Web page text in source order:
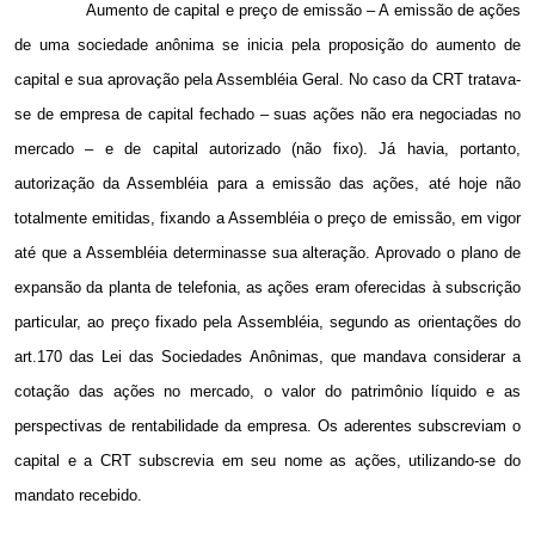
Aumento de capital e preço de emissão – A emissão de ações
de uma sociedade anônima se inicia pela proposição do aumento de
capital e sua aprovação pela Assembléia Geral. No caso da CRT tratava-
se de empresa de capital fechado – suas ações não era negociadas no
mercado – e de capital autorizado (não fixo). Já havia, portanto,
autorização da Assembléia para a emissão das ações, até hoje não
totalmente emitidas, fixando a Assembléia o preço de emissão, em vigor
até que a Assembléia determinasse sua alteração. Aprovado o plano de
expansão da planta de telefonia, as ações eram oferecidas à subscrição
particular, ao preço fixado pela Assembléia, segundo as orientações do
art.170 das Lei das Sociedades Anônimas, que mandava considerar a
cotação das ações no mercado, o valor do patrimônio líquido e as
perspectivas de rentabilidade da empresa. Os aderentes subscreviam o
capital e a CRT subscrevia em seu nome as ações, utilizando-se do
mandato recebido.